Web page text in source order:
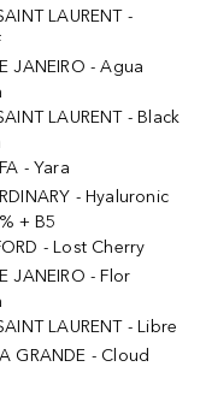
LAURENT -
JANEIRO - Agua
LAURENT - Black
- Yara
- Hyaluronic
+ B5
- Lost Cherry
JANEIRO - Flor
LAURENT - Libre
GRANDE - Cloud